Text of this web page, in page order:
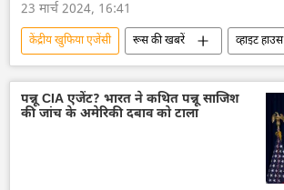
23 मार्च 2024, 16:41
केंद्रीय खुफिया एजेंसी रूस की खबरें
व्हाइट हाउस
विदेश मंत्रालय
रूसी विदेश मंत्रालय
रूस
अमेरिका
नाटो
राष्ट्रीय सुरक्षा
आतंकवाद
पन्नू CIA एजेंट? भारत ने कथित पन्नू साजिश
की जांच के अमेरिकी दबाव को टाला